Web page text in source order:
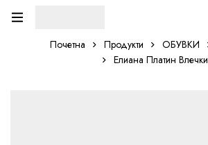
Почетна Продукти ОБУВКИ
Елиана Платин Влечки